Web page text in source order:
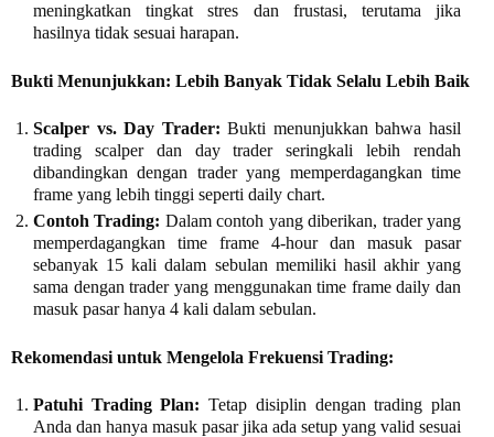
meningkatkan tingkat stres dan frustasi, terutama jika
hasilnya tidak sesuai harapan.
Bukti Menunjukkan: Lebih Banyak Tidak Selalu Lebih Baik
Scalper vs. Day Trader: Bukti menunjukkan bahwa hasil
trading scalper dan day trader seringkali lebih rendah
dibandingkan dengan trader yang memperdagangkan time
frame yang lebih tinggi seperti daily chart.
Contoh Trading: Dalam contoh yang diberikan, trader yang
memperdagangkan time frame 4-hour dan masuk pasar
sebanyak 15 kali dalam sebulan memiliki hasil akhir yang
sama dengan trader yang menggunakan time frame daily dan
masuk pasar hanya 4 kali dalam sebulan.
Rekomendasi untuk Mengelola Frekuensi Trading:
Patuhi Trading Plan: Tetap disiplin dengan trading plan
Anda dan hanya masuk pasar jika ada setup yang valid sesuai